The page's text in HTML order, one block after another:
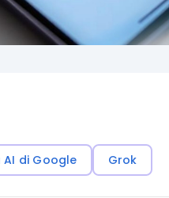
di Google Grok